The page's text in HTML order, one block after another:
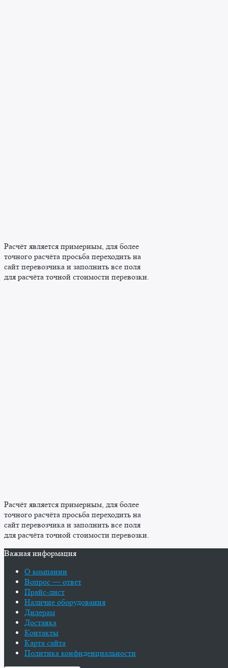
Расчёт является примерным, для более
точного расчёта просьба переходить на
сайт перевозчика и заполнить все поля
для расчёта точной стоимости перевозки.
Расчёт является примерным, для более
точного расчёта просьба переходить на
сайт перевозчика и заполнить все поля
для расчёта точной стоимости перевозки.
Важная информация
О компании
Вопрос — ответ
Прайс-лист
Наличие оборудования
Дилерам
Доставка
Контакты
Карта сайта
Политика конфиденциальности